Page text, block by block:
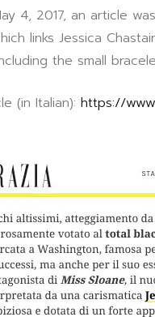
4, 2017, an article
links Jessica
the small
(in Italian): https://